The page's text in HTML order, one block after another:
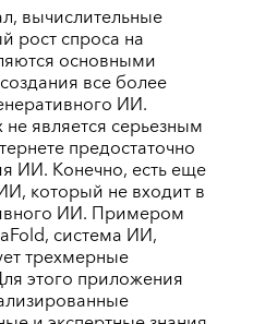
вычислительные
рост спроса на
основными
все более
ИИ.
является серьезным
предостаточно
ИИ. Конечно, есть еще
который не входит в
ИИ. Примером
система ИИ,
трехмерные
этого приложения